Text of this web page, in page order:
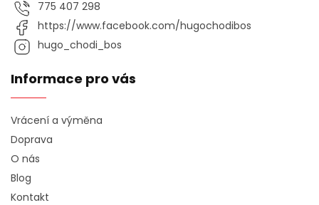
775 407 298
https://www.facebook.com/hugochodibos
hugo_chodi_bos
Informace pro vás
Vrácení a výměna
Doprava
O nás
Blog
Kontakt